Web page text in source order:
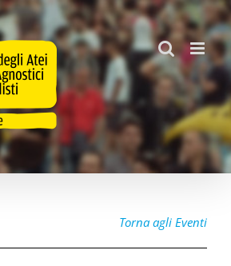
Torna agli Eventi